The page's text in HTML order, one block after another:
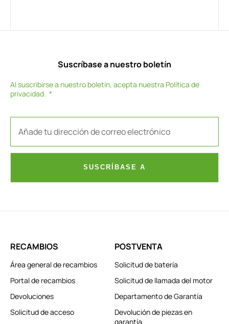
Suscríbase a nuestro boletín
Al suscribirse a nuestro boletín, acepta nuestra Política de
privacidad.
SUSCRÍBASE A
RECAMBIOS
Área general de recambios
Portal de recambios
Devoluciones
Solicitud de acceso
POSTVENTA
Solicitud de batería
Solicitud de llamada del motor
Departamento de Garantía
Devolución de piezas en
garantía